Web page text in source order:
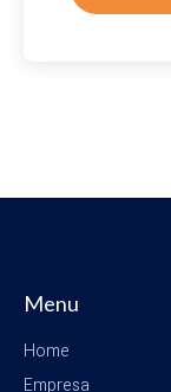
Menu
Home
Empresa